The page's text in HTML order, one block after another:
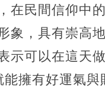
在民間信仰中
象，具有崇高
示可以在這天
擁有好運氣與